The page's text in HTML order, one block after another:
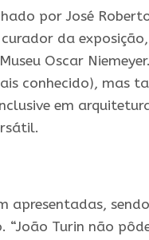
por José
da
Oscar
conhecido), mas
em
apresentadas,
Turin não